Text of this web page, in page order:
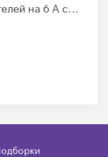
на 6 А с